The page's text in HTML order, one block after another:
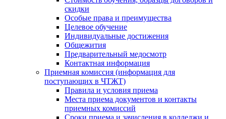
скидки
Особые права и преимущества
Целевое обучение
Индивидуальные достижения
Общежития
Предварительный медосмотр
Контактная информация
Приемная комиссия (информация для
поступающих в ЧТЖТ)
Правила и условия приема
Места приема документов и контакты
приемных комиссий
Сроки приема и зачисления в колледжи и